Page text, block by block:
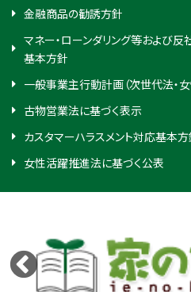
金融商品の勧誘方針
マネー・ローンダリング等および
基本方針
一般事業主行動計画（次世代法・
古物営業法に基づく表示
カスタマーハラスメント対応基本
女性活躍推進法に基づく公表